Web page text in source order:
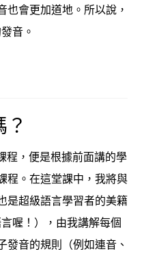
也會更加道地。所以說，
音。
程，便是根據前面講的學
程。在這堂課中，我將與
是超級語言學習者的美籍
喔！），由我講解每個
發音的規則（例如連音、